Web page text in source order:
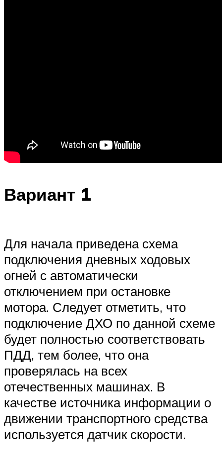
Вариант 1
Для начала приведена схема
подключения дневных ходовых
огней с автоматически
отключением при остановке
мотора. Следует отметить, что
подключение ДХО по данной схеме
будет полностью соответствовать
ПДД, тем более, что она
проверялась на всех
отечественных машинах. В
качестве источника информации о
движении транспортного средства
используется датчик скорости.